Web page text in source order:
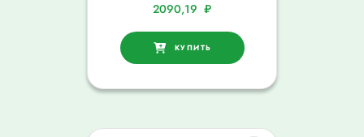
2090,19 ₽
КУПИТЬ